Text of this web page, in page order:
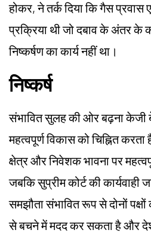
होकर, ने तर्क दिया कि गैस
प्रक्रिया थी जो दबाव के अंतर के
निष्कर्षण का कार्य नहीं था।
निष्कर्ष
संभावित सुलह की ओर बढ़ना केजी
महत्वपूर्ण विकास को चिह्नित
क्षेत्र और निवेशक भावना पर
जबकि सुप्रीम कोर्ट की कार्यवाही
समझौता संभावित रूप से दोनों
से बचने में मदद कर सकता है और